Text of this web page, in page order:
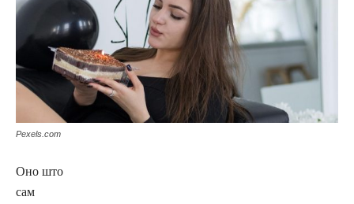
Pexels.com
Оно што
сам